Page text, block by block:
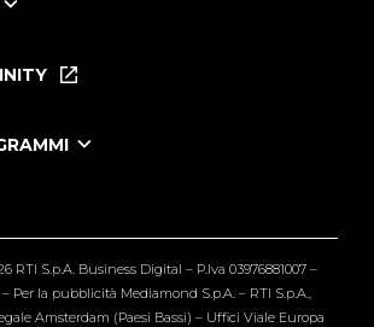
Inside
RTI S.p.A. Business Digital – P.Iva 03976881007 –
Per la pubblicità Mediamond S.p.A. – RTI S.p.A.,
Amsterdam (Paesi Bassi) – Uffici Viale Europa